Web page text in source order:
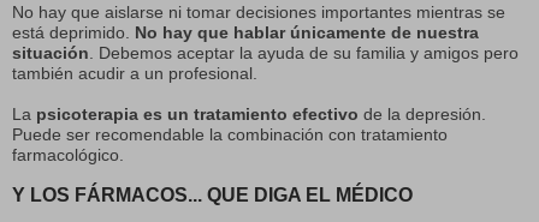
No hay que aislarse ni tomar decisiones importantes mientras se
está deprimido. No hay que hablar únicamente de nuestra
situación . Debemos aceptar la ayuda de su familia y amigos pero
también acudir a un profesional.
La psicoterapia es un tratamiento efectivo de la depresión.
Puede ser recomendable la combinación con tratamiento
farmacológico.
Y LOS FÁRMACOS... QUE DIGA EL MÉDICO